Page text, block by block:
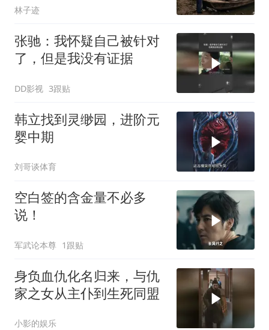
林子迹
张驰：我怀疑自己被针对
了，但是我没有证据
DD影视 3跟贴
韩立找到灵缈园，进阶元
婴中期
刘哥谈体育
空白签的含金量不必多
说！
军武论本尊 1跟贴
身负血仇化名归来，与仇
家之女从主仆到生死同盟
小影的娱乐